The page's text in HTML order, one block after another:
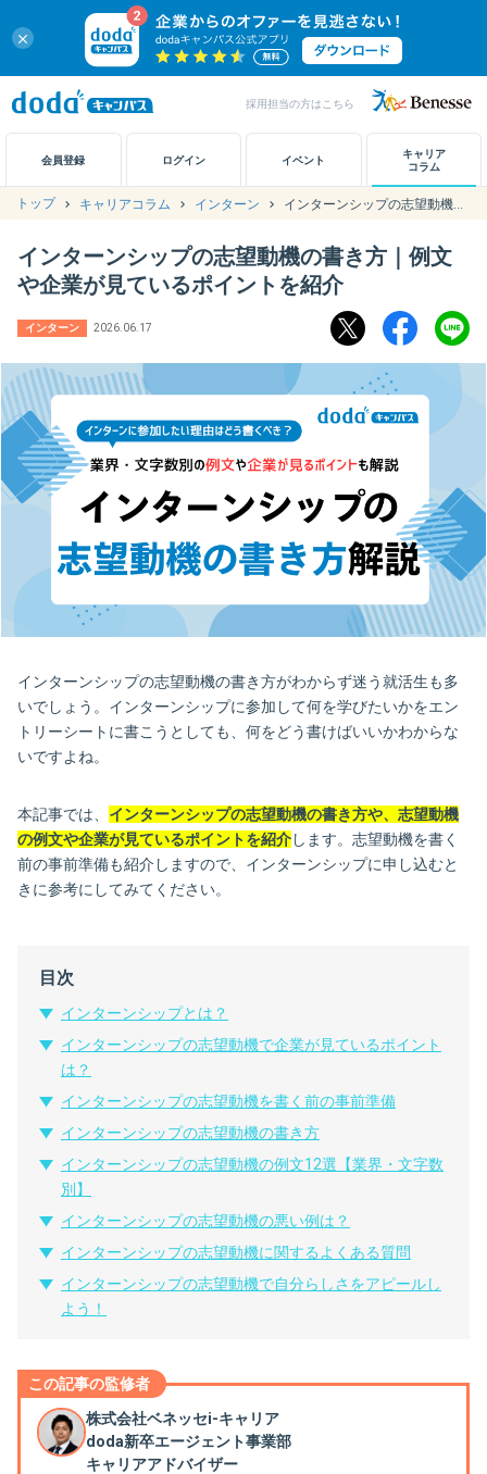
close
会員登録 ログイン イベント
キャリア
コラム
採用担当の方はこちら
キャリアノート
アカウント設定
お問い合わせ
トップ キャリアコラム インターン インターンシップの志望動機の書き方｜例文や企業が見ているポイントを紹介
インターンシップの志望動機の書き方｜例文
や企業が見ているポイントを紹介
インターン 2026.06.17
インターンシップの志望動機の書き方がわからず迷う就活生も多
いでしょう。インターンシップに参加して何を学びたいかをエン
トリーシートに書こうとしても、何をどう書けばいいかわからな
いですよね。
本記事では、 インターンシップの志望動機の書き方や、志望動機
の例文や企業が見ているポイントを紹介します。志望動機を書く
前の事前準備も紹介しますので、インターンシップに申し込むと
きに参考にしてみてください。
目次
インターンシップとは？
インターンシップの志望動機で企業が見ているポイント
は？
インターンシップの志望動機を書く前の事前準備
インターンシップの志望動機の書き方
インターンシップの志望動機の例文12選【業界・文字数
別】
インターンシップの志望動機の悪い例は？
インターンシップの志望動機に関するよくある質問
インターンシップの志望動機で自分らしさをアピールし
よう！
この記事の監修者
株式会社ベネッセi-キャリア
doda新卒エージェント事業部
キャリアアドバイザー